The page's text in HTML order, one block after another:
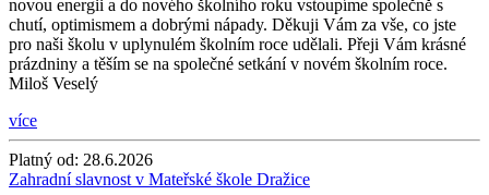
novou energii a do nového školního roku vstoupíme společně s
chutí, optimismem a dobrými nápady. Děkuji Vám za vše, co jste
pro naši školu v uplynulém školním roce udělali. Přeji Vám krásné
prázdniny a těším se na společné setkání v novém školním roce.
Miloš Veselý
více
Platný od: 28.6.2026
Zahradní slavnost v Mateřské škole Dražice